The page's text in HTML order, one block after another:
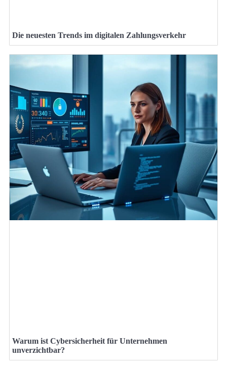
Die neuesten Trends im digitalen Zahlungsverkehr
Warum ist Cybersicherheit für Unternehmen
unverzichtbar?